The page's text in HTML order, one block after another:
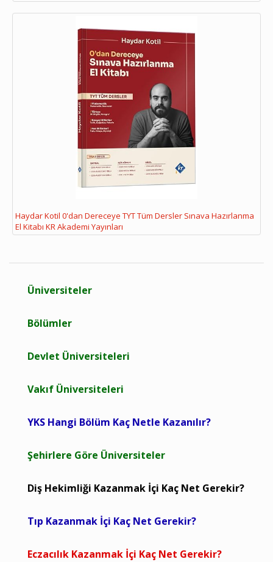
Haydar Kotil 0'dan Dereceye TYT Tüm Dersler Sınava Hazırlanma
El Kitabı KR Akademi Yayınları
Üniversiteler
Bölümler
Devlet Üniversiteleri
Vakıf Üniversiteleri
YKS Hangi Bölüm Kaç Netle Kazanılır?
Şehirlere Göre Üniversiteler
Diş Hekimliği Kazanmak İçi Kaç Net Gerekir?
Tıp Kazanmak İçi Kaç Net Gerekir?
Eczacılık Kazanmak İçi Kaç Net Gerekir?